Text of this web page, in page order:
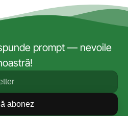
prompt — nevoile
abonez